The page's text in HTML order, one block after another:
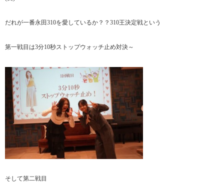
だれが一番永田310を愛しているか？？310王決定戦という
第一戦目は3分10秒ストップウォッチ止め対決～
そして第二戦目